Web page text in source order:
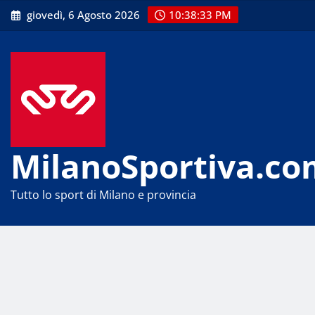
Skip
to
giovedì, 6 Agosto 2026 10:38:33 PM
Tutto lo sport di Milano e provincia